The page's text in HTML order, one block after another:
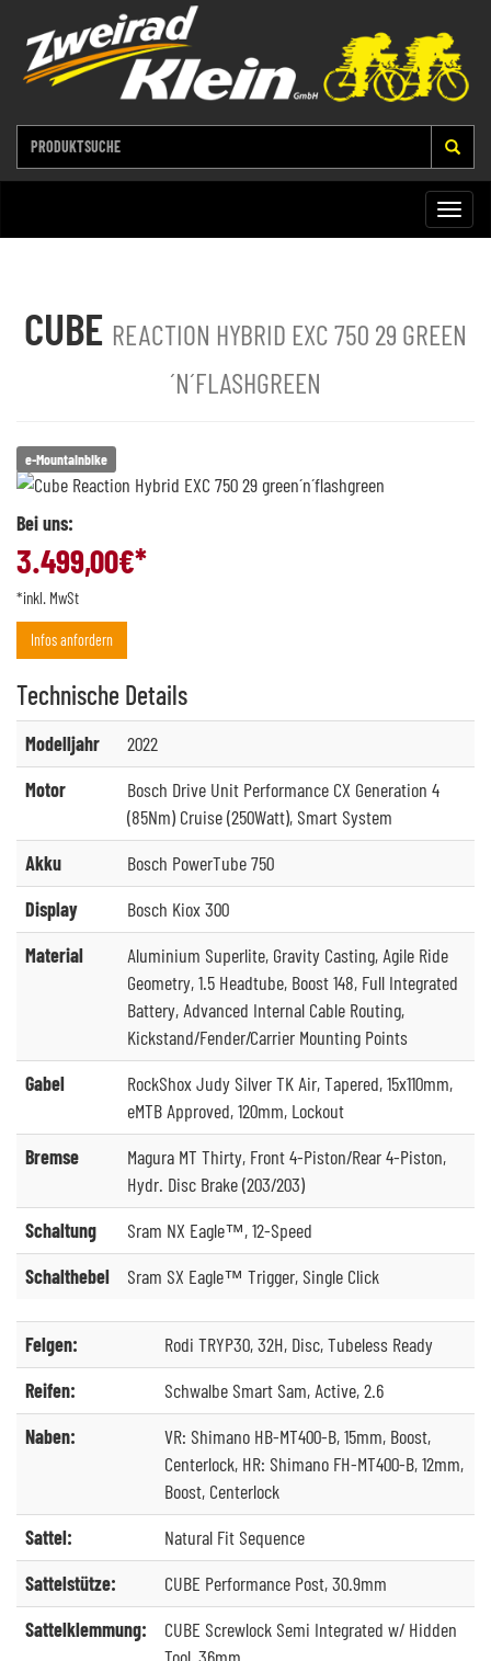
Toggle
CUBE REACTION HYBRID EXC 750 29 GREEN
´N´FLASHGREEN
e-Mountainbike
Bei uns:
3.499,00€*
*inkl. MwSt
Infos anfordern
Technische Details
Modelljahr
2022
Motor
Bosch Drive Unit Performance CX Generation 4
(85Nm) Cruise (250Watt), Smart System
Akku
Bosch PowerTube 750
Display
Bosch Kiox 300
Material
Aluminium Superlite, Gravity Casting, Agile Ride
Geometry, 1.5 Headtube, Boost 148, Full Integrated
Battery, Advanced Internal Cable Routing,
Kickstand/Fender/Carrier Mounting Points
Gabel
RockShox Judy Silver TK Air, Tapered, 15x110mm,
eMTB Approved, 120mm, Lockout
Bremse
Magura MT Thirty, Front 4-Piston/Rear 4-Piston,
Hydr. Disc Brake (203/203)
Schaltung
Sram NX Eagle™, 12-Speed
Schalthebel
Sram SX Eagle™ Trigger, Single Click
Felgen:
Rodi TRYP30, 32H, Disc, Tubeless Ready
Reifen:
Schwalbe Smart Sam, Active, 2.6
Naben:
VR: Shimano HB-MT400-B, 15mm, Boost,
Centerlock, HR: Shimano FH-MT400-B, 12mm,
Boost, Centerlock
Sattel:
Natural Fit Sequence
Sattelstütze:
CUBE Performance Post, 30.9mm
Sattelklemmung:
CUBE Screwlock Semi Integrated w/ Hidden